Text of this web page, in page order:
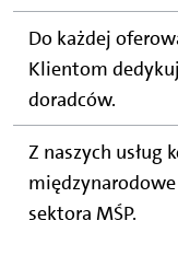
Do każdej
Klientom
doradców.
Z naszych usług
sektora MŚP.